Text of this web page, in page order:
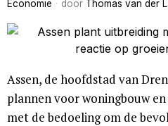
Economie door Thomas van der
Assen, de hoofdstad van
plannen voor woningbouw
met de bedoeling om de